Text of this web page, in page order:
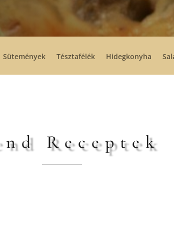
Sütemények Tésztafélék Hidegkonyha
Receptek